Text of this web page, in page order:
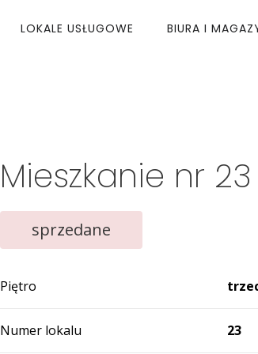
LOKALE USŁUGOWE BIURA I
Mieszkanie nr 23
sprzedane
Piętro
Numer lokalu 23